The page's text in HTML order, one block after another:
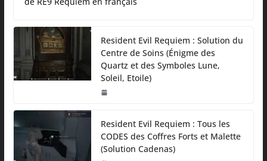
Resident Evil Requiem : Solution du
Centre de Soins (Énigme des
Quartz et des Symboles Lune,
Soleil, Etoile)
Resident Evil Requiem : Tous les
CODES des Coffres Forts et Malette
(Solution Cadenas)